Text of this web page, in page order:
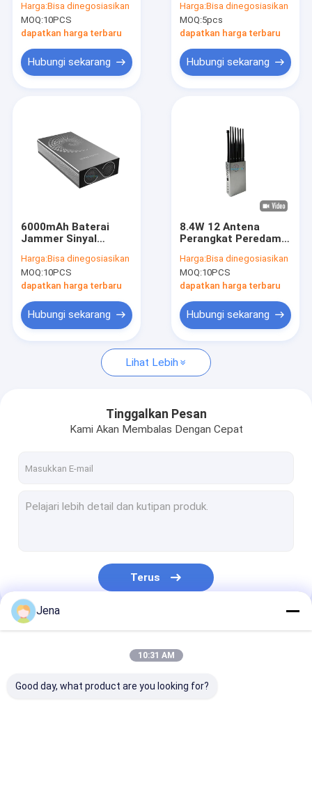
Video
Pertunjukan VR
Kontrol Kualitas
Hubungi Kami
Jammer Sinyal Ponsel
Jammer Sinyal Ponsel
Portable Signal Jammer
Jammer Ponsel Penjara
GPS Jammer Ponsel
dengan Jamming
Radius 40m
Harga:Bisa dinegosiasikan
MOQ:10PCS
dapatkan harga terbaru
Hubungi sekarang
Saluran dengan
Antena Internal untuk
Penggunaan Luar
Harga:Bisa dinegosiasikan
MOQ:5pcs
dapatkan harga terbaru
Hubungi sekarang
6000mAh Baterai
Jammer Sinyal
Radius 1,5m dan
Sudut Perisai 90°
untuk Memblokir
Harga:Bisa dinegosiasikan
MOQ:10PCS
dapatkan harga terbaru
Hubungi sekarang
8.4W 12 Antena
Perangkat Peredam
dengan Radius
Perisai 20m untuk
Pemblokiran Sinyal
Harga:Bisa dinegosiasikan
MOQ:10PCS
dapatkan harga terbaru
Hubungi sekarang
Lihat Lebih
Tinggalkan Pesan
Kami Akan Membalas Dengan Cepat
Terus
Kategori Kami
Jena
10:31 AM
Good day, what product are you looking for?